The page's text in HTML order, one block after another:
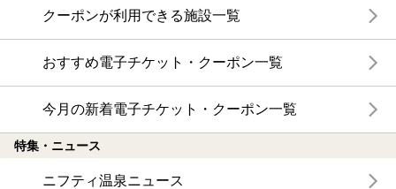
クーポンが利用できる施設一覧
おすすめ電子チケット・クーポン一覧
今月の新着電子チケット・クーポン一覧
特集・ニュース
ニフティ温泉ニュース